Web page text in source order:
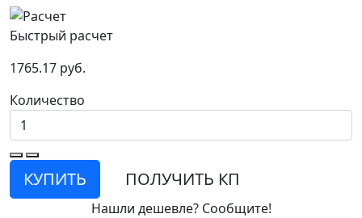
Быстрый расчет
1765.17 руб.
Количество
КУПИТЬ ПОЛУЧИТЬ КП
Нашли дешевле? Сообщите!